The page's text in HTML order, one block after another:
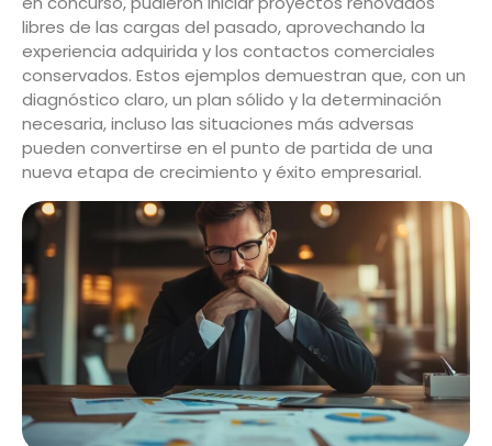
libres de las cargas del pasado, aprovechando la
experiencia adquirida y los contactos comerciales
conservados. Estos ejemplos demuestran que, con un
diagnóstico claro, un plan sólido y la determinación
necesaria, incluso las situaciones más adversas
pueden convertirse en el punto de partida de una
nueva etapa de crecimiento y éxito empresarial.